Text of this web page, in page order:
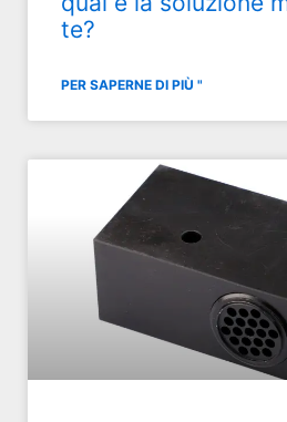
te?
PER SAPERNE DI PIÙ "